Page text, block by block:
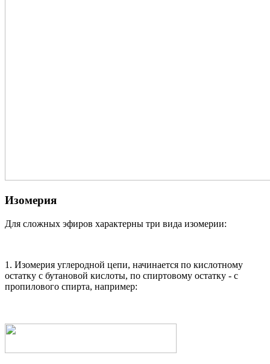
Изомерия
Для сложных эфиров характерны три вида изомерии:
1. Изомерия углеродной цепи, начинается по кислотному
остатку с бутановой кислоты, по спиртовому остатку - с
пропилового спирта, например: